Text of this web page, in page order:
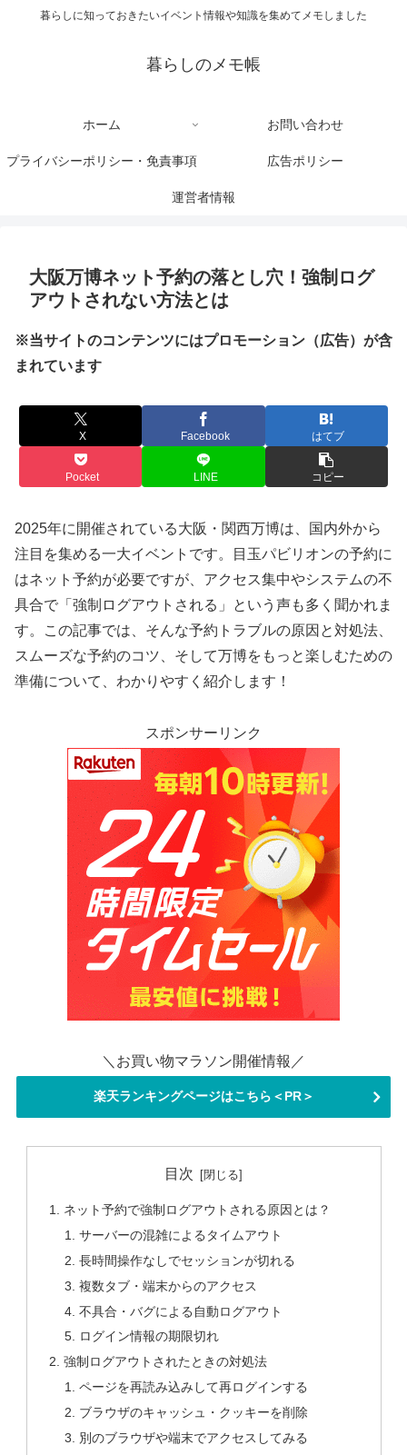
暮らしに知っておきたいイベント情報や知識を集めてメモしました
暮らしのメモ帳
ホーム お問い合わせ
プライバシーポリシー・免責事項 広告ポリシー
運営者情報
大阪万博ネット予約の落とし穴！強制ログ
アウトされない方法とは
※当サイトのコンテンツにはプロモーション（広告）が含
まれています
X Facebook はてブ
Pocket LINE コピー
2025年に開催されている大阪・関西万博は、国内外から
注目を集める一大イベントです。目玉パビリオンの予約に
はネット予約が必要ですが、アクセス集中やシステムの不
具合で「強制ログアウトされる」という声も多く聞かれま
す。この記事では、そんな予約トラブルの原因と対処法、
スムーズな予約のコツ、そして万博をもっと楽しむための
準備について、わかりやすく紹介します！
スポンサーリンク
＼お買い物マラソン開催情報／
楽天ランキングページはこちら＜PR＞
目次
ネット予約で強制ログアウトされる原因とは？
サーバーの混雑によるタイムアウト
長時間操作なしでセッションが切れる
複数タブ・端末からのアクセス
不具合・バグによる自動ログアウト
ログイン情報の期限切れ
強制ログアウトされたときの対処法
ページを再読み込みして再ログインする
ブラウザのキャッシュ・クッキーを削除
別のブラウザや端末でアクセスしてみる